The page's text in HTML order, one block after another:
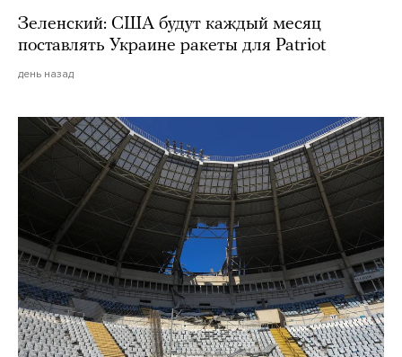
Зеленский: США будут каждый месяц
поставлять Украине ракеты для Patriot
день назад